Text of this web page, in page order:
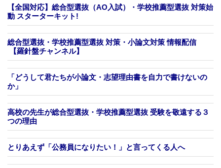
【全国対応】総合型選抜（AO入試）・学校推薦型選抜 対策始
動 スターターキット!
総合型選抜・学校推薦型選抜 対策・小論文対策 情報配信
【羅針盤チャンネル】
「どうして君たちが小論文・志望理由書を自力で書けないの
か」
高校の先生が総合型選抜・学校推薦型選抜 受験を敬遠する３
つの理由
とりあえず「公務員になりたい！」と言ってくる人へ